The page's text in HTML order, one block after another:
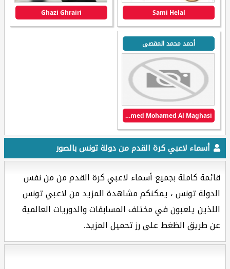
Sami Helal
Ghazi Ghrairi
أحمد محمد المقصي
Ahmed Mohamed Al Maghasi
أسماء لاعبي كرة القدم من دولة تونس بالصور
قائمة كاملة بجميع أسماء لاعبي كرة القدم من من نفس
الدولة تونس ، يمكنكم مشاهدة المزيد من لاعبي تونس
اللذين يلعبون في مختلف المسابقات والدوريات العالمية
عن طريق الظغط على رز تحميل المزيد.